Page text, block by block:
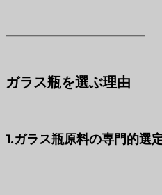
ガラス瓶を選ぶ理由
1.ガラス瓶原料の専門的選